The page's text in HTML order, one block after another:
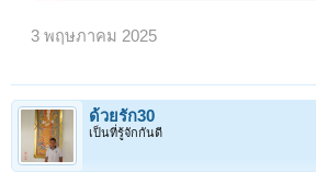
3 พฤษภาคม 2025
ด้วยรัก30
เป็นที่รู้จักกันดี